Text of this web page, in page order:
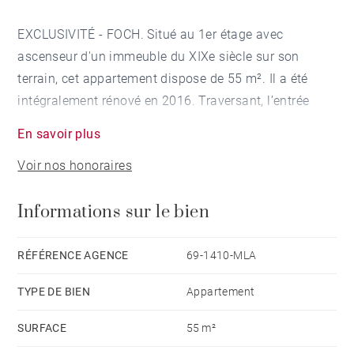
EXCLUSIVITÉ - FOCH. Situé au 1er étage avec
ascenseur d'un immeuble du XIXe siècle sur son
terrain, cet appartement dispose de 55 m². Il a été
intégralement rénové en 2016. Traversant, l’entrée
également une cuisine entièrement meublée et
équipée. La partie nuit se compose d’une chambre
nombreux rangements ainsi que sa salle d'eau
Ce pied-à-terre est idéalement situé au coeur du
commerces. Honoraires à la charge du vendeur -
Nombre de lots dans la copropriété: 40 - Montant
En savoir plus
Voir nos honoraires
Informations sur le bien
RÉFÉRENCE AGENCE 69-1410-MLA
TYPE DE BIEN Appartement
SURFACE 55 m²